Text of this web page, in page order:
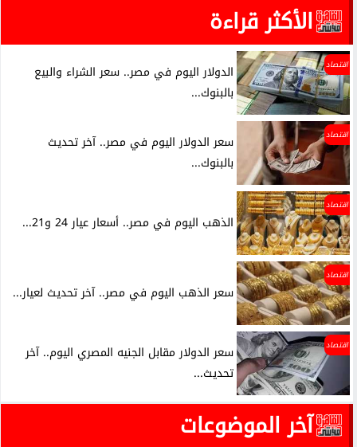
الأكثر قراءة
اقتصاد
الدولار اليوم في مصر.. سعر الشراء والبيع
بالبنوك...
اقتصاد
سعر الدولار اليوم في مصر.. آخر تحديث
بالبنوك...
اقتصاد
الذهب اليوم في مصر.. أسعار عيار 24 و21...
اقتصاد
سعر الذهب اليوم في مصر.. آخر تحديث لعيار...
اقتصاد
سعر الدولار مقابل الجنيه المصري اليوم.. آخر
تحديث...
آخر الموضوعات